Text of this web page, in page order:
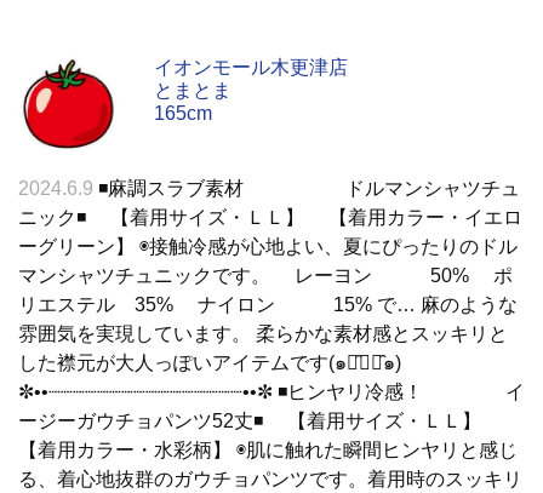
イオンモール木更津店
とまとま
165cm
2024.6.9 ◾️麻調スラブ素材 ドルマンシャツチュ
ニック◾️ 【着用サイズ・ＬＬ】 【着用カラー・イエロ
ーグリーン】 ◉接触冷感が心地よい、夏にぴったりのドル
マンシャツチュニックです。 レーヨン 50% ポ
リエステル 35% ナイロン 15% で… 麻のような
雰囲気を実現しています。 柔らかな素材感とスッキリと
した襟元が大人っぽいアイテムです(๑･̑◡･̑๑)
✼••┈┈┈┈┈┈┈┈┈┈┈┈┈┈┈┈••✼ ◾️ヒンヤリ冷感！ イ
ージーガウチョパンツ52丈◾️ 【着用サイズ・ＬＬ】
【着用カラー・水彩柄】 ◉肌に触れた瞬間ヒンヤリと感じ
る、着心地抜群のガウチョパンツです。着用時のスッキリ